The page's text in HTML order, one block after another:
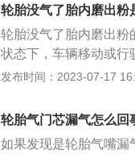
燃烧式加热器采暖外，
湿度对车内的乘员的舒
0％，普通汽车空调不
级豪华汽车采用的冷暖
轮胎没气了胎内磨出粉
轮胎没气了胎内磨出粉
状态下，车辆移动或行
的橡胶等物质磨损而来
换。3、其他情况：由
是这种情况，检查轮胎
发布时间：2023-07-17
轮胎气门芯漏气怎么回
如果发现是轮胎气嘴漏